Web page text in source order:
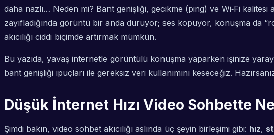
daha nazlı… Neden mi? Bant genişliği, gecikme (ping) ve Wi‑Fi
zayıfladığında görüntü bir anda duruyor; ses kopuyor, konuşma da
akıcılığı ciddi biçimde artırmak mümkün.
Bu yazıda, yavaş internetle görüntülü konuşma yaparken işinize
bant genişliği ipuçları ile gereksiz veri kullanımını keseceğiz.
Düşük İnternet Hızı Video Sohbette
Şimdi bakın, video sohbet akıcılığı aslında üç şeyin birleşimi gibi: hız,